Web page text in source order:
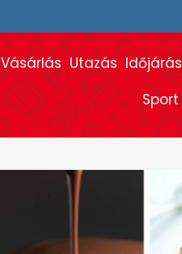
Vásárlás Utazás Időjárás
Sport